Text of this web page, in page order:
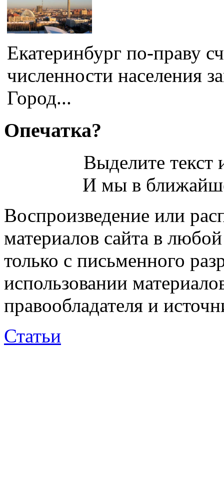
Екатеринбург по-праву
численности населения
Город...
Опечатка?
Выделите
И мы в
Воспроизведение или
материалов сайта в
только с письменного
использовании
правообладателя и
Статьи